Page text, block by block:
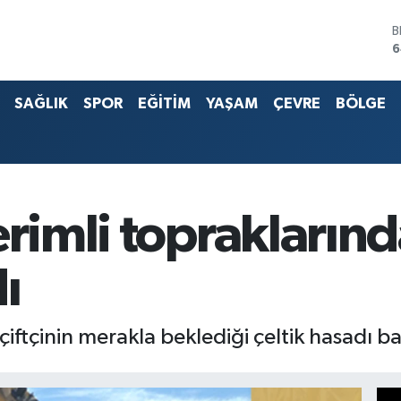
SAĞLIK SPOR EĞİTİM YAŞAM ÇEVRE BÖLGE
çiftçinin merakla beklediği çeltik hasadı